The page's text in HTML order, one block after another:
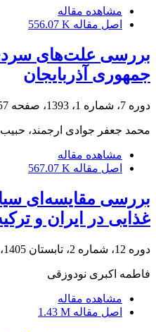
مشاهده مقاله
اصل مقاله 556.07 K
بررسی علت‌های
جمهوری آذربایجان
دوره 7، شماره 1، 1393، صفحه 80
محمد جعفر جوادی ارجمند،
مشاهده مقاله
اصل مقاله 567.07 K
بررسی مقایسه‌ای
غذایی در ایران و
دوره 12، شماره 2، تابستان 1405، صفحه
فاطمه اکبری نودوزقی
مشاهده مقاله
اصل مقاله 1.43 M